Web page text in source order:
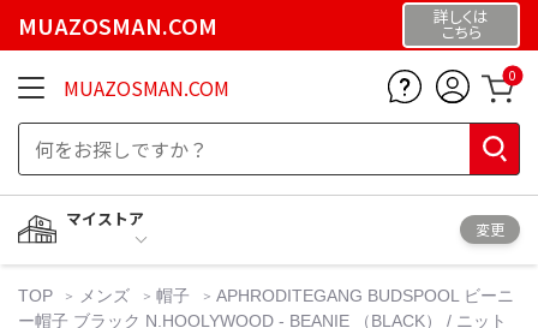
MUAZOSMAN.COM 詳しくは
こちら
MUAZOSMAN.COM 0
マイストア
変更
TOP メンズ 帽子
APHRODITEGANG BUDSPOOL ビーニ
ー帽子 ブラック N.HOOLYWOOD - BEANIE （BLACK） / ニット